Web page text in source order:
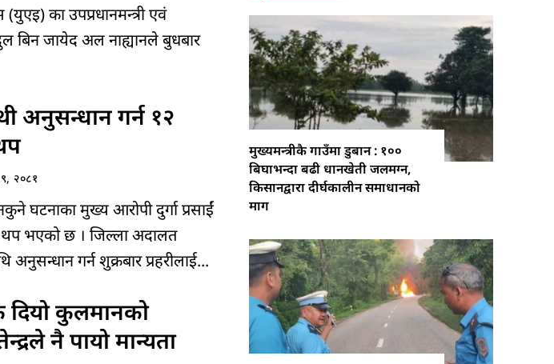
का उपप्रधानमन्त्री एवं
बिन जायेद अल नाह्यानले बुधबार
अनुसन्धान गर्न १२
२०८१
घटनाका मुख्य आरोपी दुर्गा प्रसाईं
थप भएको छ । जिल्ला अदालत
अनुसन्धान गर्न शुक्रबार प्रहरीलाई...
दियो कुलमानको
नै पायो मान्यता
मुख्यमन्त्रीकै गाउँमा डुबान : १००
बिघाभन्दा बढी धानखेती जलमग्न,
किसानद्वारा दीर्घकालीन समाधानको
माग